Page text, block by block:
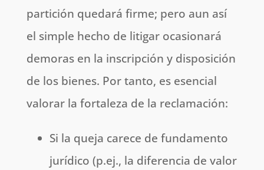
partición quedará firme; pero aun así
el simple hecho de litigar ocasionará
demoras en la inscripción y disposición
de los bienes. Por tanto, es esencial
valorar la fortaleza de la reclamación:
Si la queja carece de fundamento
jurídico (p.ej., la diferencia de valor